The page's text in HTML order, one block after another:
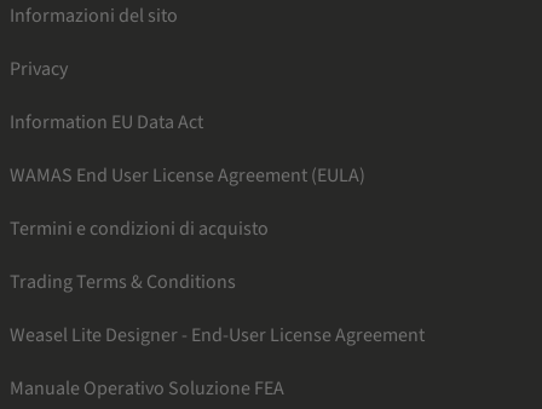
Informazioni del sito
Privacy
Information EU Data Act
WAMAS End User License Agreement (EULA)
Termini e condizioni di acquisto
Trading Terms & Conditions
Weasel Lite Designer - End-User License Agreement
Manuale Operativo Soluzione FEA